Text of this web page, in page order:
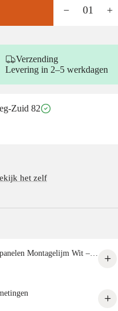
− 01 +
Verzending
Levering in 2–5 werkdagen
Zuid 82
het zelf